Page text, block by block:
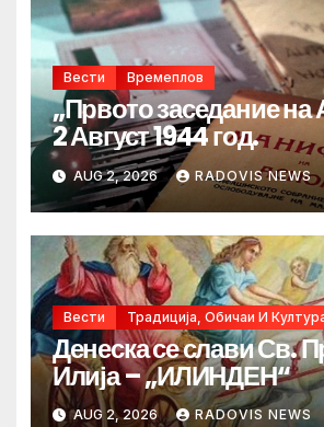
Вести Времеплов
„Првото заседание
2 Август 1944 год.
AUG 2, 2026 RADOVIS NEWS
Вести Традиција, Обичаи И
Денеска се слави Св.
Илија – „ИЛИНДЕН“
AUG 2, 2026 RADOVIS NEWS